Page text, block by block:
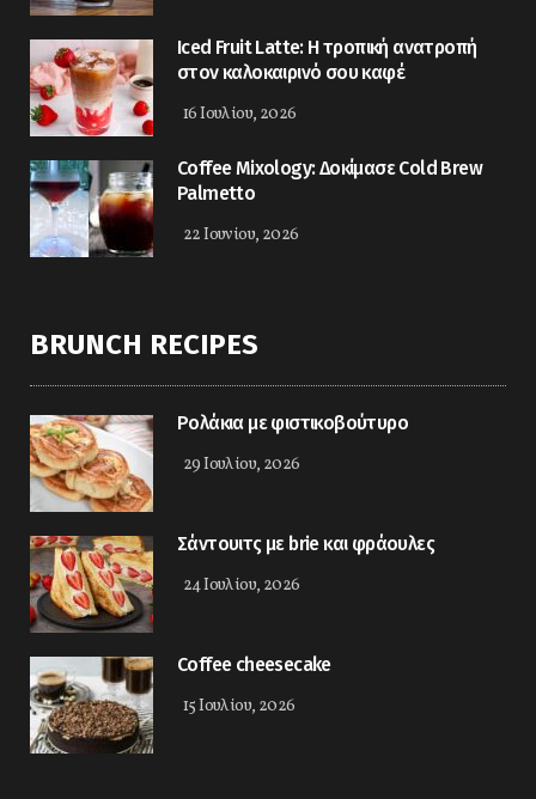
Iced Fruit Latte: Η τροπική ανατροπή
στον καλοκαιρινό σου καφέ
16 Ιουλίου, 2026
Coffee Mixology: Δοκίμασε Cold Brew
Palmetto
22 Ιουνίου, 2026
BRUNCH RECIPES
Ρολάκια με φιστικοβούτυρο
29 Ιουλίου, 2026
Σάντουιτς με brie και φράουλες
24 Ιουλίου, 2026
Coffee cheesecake
15 Ιουλίου, 2026